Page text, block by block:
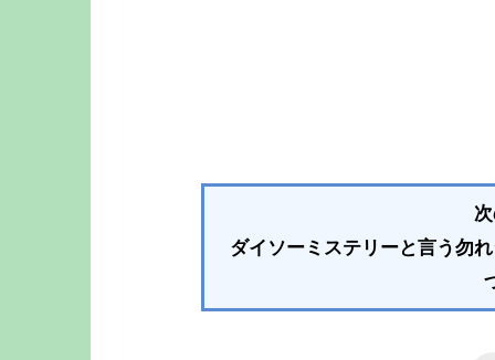
ダイソーミステリーと言う勿